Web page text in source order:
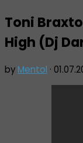
Toni
High (Dj
byMentol ·